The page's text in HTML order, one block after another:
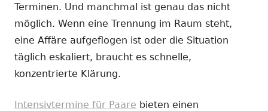
Terminen. Und manchmal ist genau das nicht
möglich. Wenn eine Trennung im Raum steht,
eine Affäre aufgeflogen ist oder die Situation
täglich eskaliert, braucht es schnelle,
konzentrierte Klärung.
Intensivtermine für Paare bieten einen